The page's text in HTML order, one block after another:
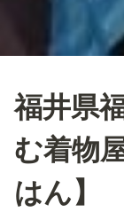
福井県
む着物
はん】